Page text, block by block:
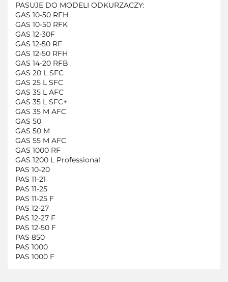
PASUJE DO MODELI ODKURZACZY:
GAS 10-50 RFH
GAS 10-50 RFK
GAS 12-30F
GAS 12-50 RF
GAS 12-50 RFH
GAS 14-20 RFB
GAS 20 L SFC
GAS 25 L SFC
GAS 35 L AFC
GAS 35 L SFC+
GAS 35 M AFC
GAS 50
GAS 50 M
GAS 55 M AFC
GAS 1000 RF
GAS 1200 L Professional
PAS 10-20
PAS 11-21
PAS 11-25
PAS 11-25 F
PAS 12-27
PAS 12-27 F
PAS 12-50 F
PAS 850
PAS 1000
PAS 1000 F